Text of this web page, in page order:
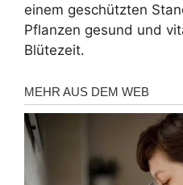
einem geschützten
Pflanzen gesund und
Blütezeit.